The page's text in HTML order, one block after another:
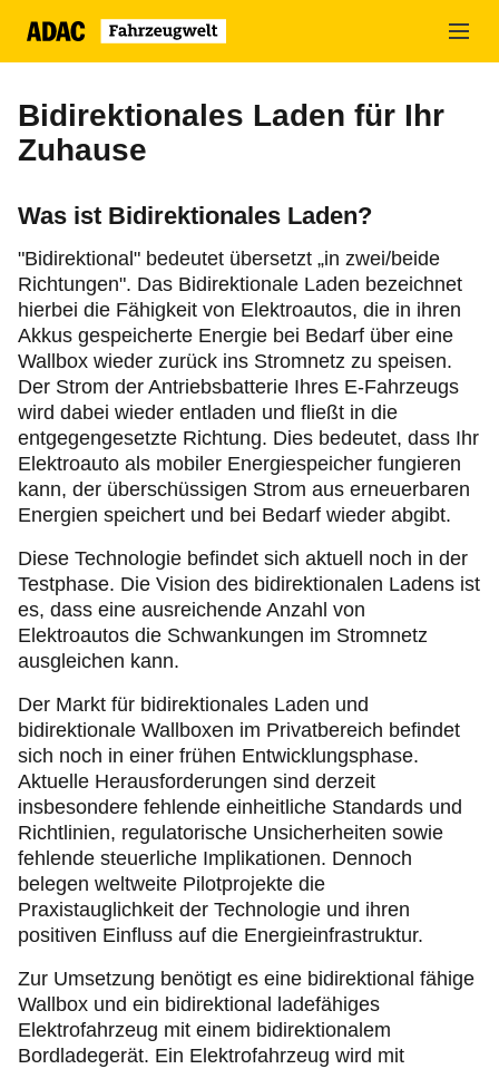
Bidirektionales Laden für Ihr
Zuhause
Was ist Bidirektionales Laden?
"Bidirektional" bedeutet übersetzt „in zwei/beide
Richtungen". Das Bidirektionale Laden bezeichnet
hierbei die Fähigkeit von Elektroautos, die in ihren
Akkus gespeicherte Energie bei Bedarf über eine
Wallbox wieder zurück ins Stromnetz zu speisen.
Der Strom der Antriebsbatterie Ihres E-Fahrzeugs
wird dabei wieder entladen und fließt in die
entgegengesetzte Richtung. Dies bedeutet, dass Ihr
Elektroauto als mobiler Energiespeicher fungieren
kann, der überschüssigen Strom aus erneuerbaren
Energien speichert und bei Bedarf wieder abgibt.
Diese Technologie befindet sich aktuell noch in der
Testphase. Die Vision des bidirektionalen Ladens ist
es, dass eine ausreichende Anzahl von
Elektroautos die Schwankungen im Stromnetz
ausgleichen kann.
Der Markt für bidirektionales Laden und
bidirektionale Wallboxen im Privatbereich befindet
sich noch in einer frühen Entwicklungsphase.
Aktuelle Herausforderungen sind derzeit
insbesondere fehlende einheitliche Standards und
Richtlinien, regulatorische Unsicherheiten sowie
fehlende steuerliche Implikationen. Dennoch
belegen weltweite Pilotprojekte die
Praxistauglichkeit der Technologie und ihren
positiven Einfluss auf die Energieinfrastruktur.
Zur Umsetzung benötigt es eine bidirektional fähige
Wallbox und ein bidirektional ladefähiges
Elektrofahrzeug mit einem bidirektionalem
Bordladegerät. Ein Elektrofahrzeug wird mit